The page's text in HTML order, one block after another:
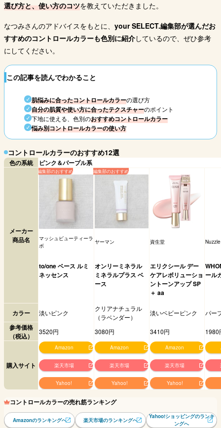
選び方と、使い方のコツを教えていただきました。
なつみさんのアドバイスをもとに、 your SELECT.編集部が選んだお
すすめのコントロールカラーも色別に紹介しているので、ぜひ参考
にしてください。
この記事を読んでわかること
肌悩みに合ったコントロールカラーの選び方
自分の肌質や使い方に合ったテクスチャーのポイント
下地に使える、色別のおすすめコントロールカラー
悩み別コントロールカラーの使い方
コントロールカラーのおすすめ12選
色の系統 ピンク＆パープル系
メーカー
商品名
マッシュビューティーラ
ボ
ヤーマン 資生堂 Nuzzle
to/one ベース ルミ
ネッセンス
オンリーミネラル
ミネラルプラス ベ
ース
エリクシール デー
ケアレボリューショ
ントーンアップ SP
＋ aa
ール
カラー 淡いピンク
クリアナチュラル
（ラベンダー）
淡いベビーピンク パー
参考価格
（税込）
3520円 3080円 3410円 1980
購入サイト
Amazon
楽天市場
Yahoo!
Amazon
楽天市場
Yahoo!
Amazon
楽天市場
Yahoo!
コントロールカラーの売れ筋ランキング
Amazonのランキングへ 楽天市場のランキングへ
Yahoo!ショッピングのランキ
ングへ